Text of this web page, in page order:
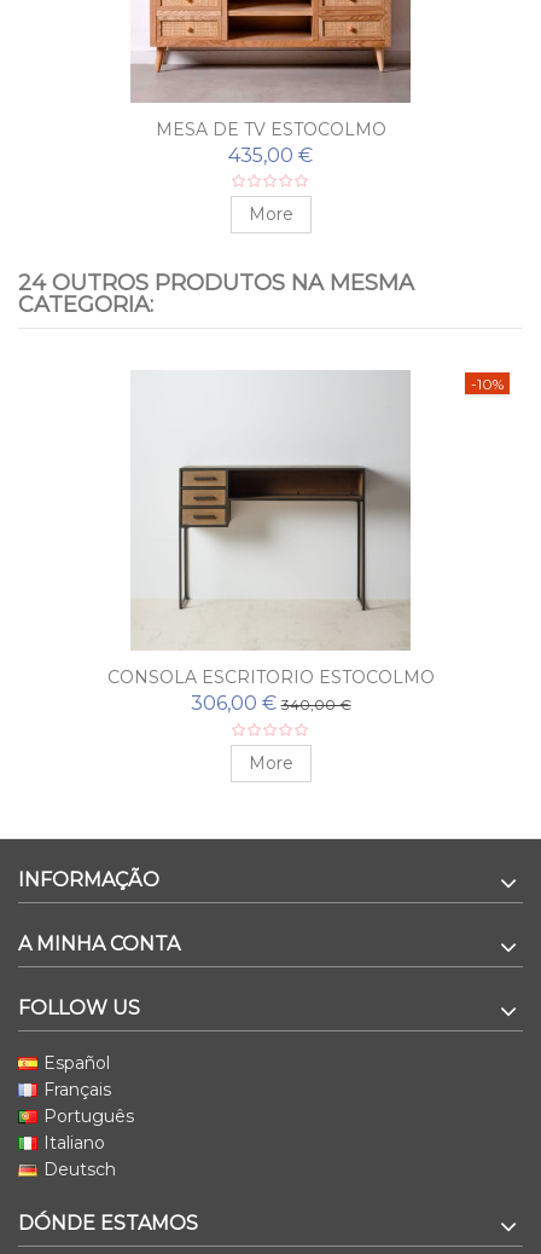
MESA DE TV ESTOCOLMO
435,00 €
More
24 OUTROS PRODUTOS NA MESMA
CATEGORIA:
-10%
CONSOLA ESCRITORIO ESTOCOLMO
306,00 €340,00 €
More
INFORMAÇÃO
A MINHA CONTA
FOLLOW US
Español
Français
Português
Italiano
Deutsch
DÓNDE ESTAMOS